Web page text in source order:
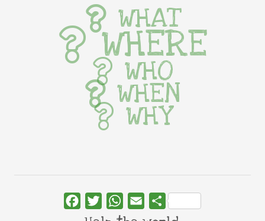
WHAT
WHERE
WHO
WHEN
WHY
FacebookTwitterWhatsApp
Email Share